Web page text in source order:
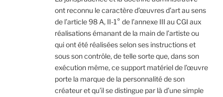
ont reconnu le caractère d’œuvres d’art au sens
de l’article 98 A, II-1° de l’annexe III au CGI aux
réalisations émanant de la main de l’artiste ou
qui ont été réalisées selon ses instructions et
sous son contrôle, de telle sorte que, dans son
exécution même, ce support matériel de l’œuvre
porte la marque de la personnalité de son
créateur et qu’il se distingue par là d’une simple